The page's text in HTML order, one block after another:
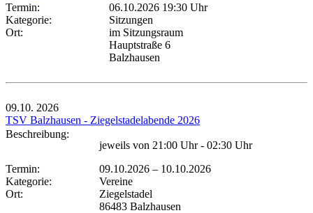
Termin:
06.10.2026 19:30 Uhr
Kategorie:
Sitzungen
Ort:
im Sitzungsraum
Hauptstraße 6
Balzhausen
09.10. 2026
TSV Balzhausen - Ziegelstadelabende 2026
Beschreibung:
jeweils von 21:00 Uhr - 02:30 Uhr
Termin:
09.10.2026 – 10.10.2026
Kategorie:
Vereine
Ort:
Ziegelstadel
86483 Balzhausen